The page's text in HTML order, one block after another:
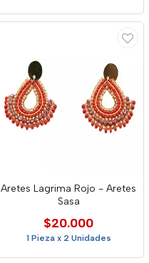
Aretes Lagrima Rojo - Aretes
Sasa
$20.000
1 Pieza x 2 Unidades